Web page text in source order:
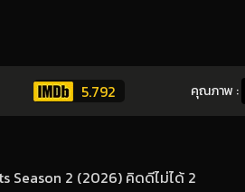
5.792 คุณภาพ :
Season 2 (2026) คิดดีไม่ได้ 2